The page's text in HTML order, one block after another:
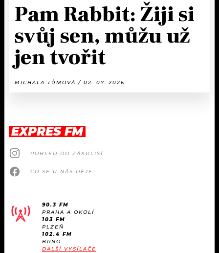
Pam Rabbit: Žiji si
svůj sen, můžu už
jen tvořit
MICHALA TŮMOVÁ / 02. 07. 2026
EXPRES FM
POHLED DO ZÁKULISÍ
CO SE U NÁS DĚJE
90.3 FM
PRAHA A OKOLÍ
103 FM
PLZEŇ
102.4 FM
BRNO
DALŠÍ VYSÍLAČE